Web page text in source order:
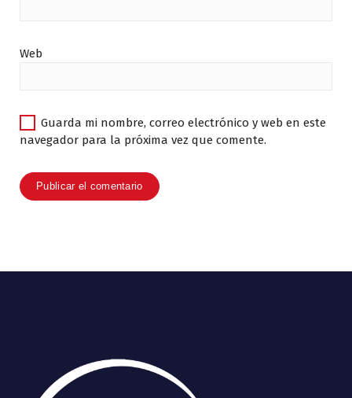
Web
Guarda mi nombre, correo electrónico y web en este
navegador para la próxima vez que comente.